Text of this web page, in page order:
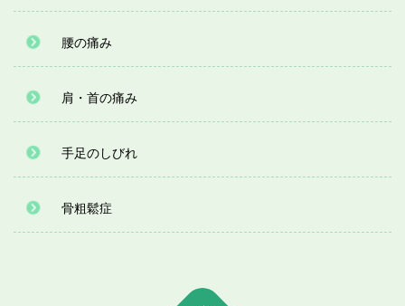
腰の痛み
肩・首の痛み
手足のしびれ
骨粗鬆症